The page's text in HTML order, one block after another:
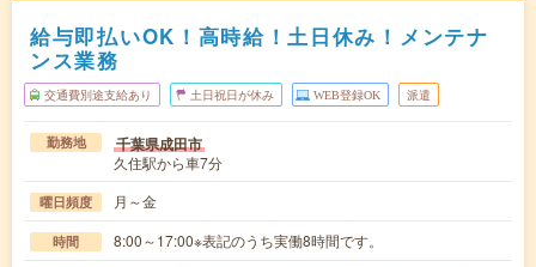
給与即払いOK！高時給！土日休み！メンテナ
ンス業務
交通費別途支給あり 土日祝日が休み WEB登録OK 派遣
勤務地 千葉県成田市
久住駅から車7分
曜日頻度 月～金
時間 8:00～17:00※表記のうち実働8時間です。